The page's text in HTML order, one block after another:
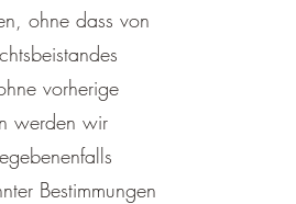
ohne dass von
vorherige
werden wir
Bestimmungen